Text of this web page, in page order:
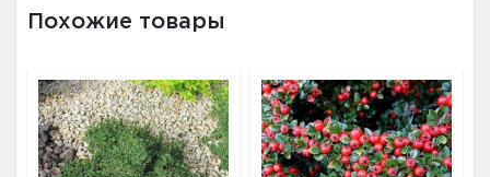
Похожие товары